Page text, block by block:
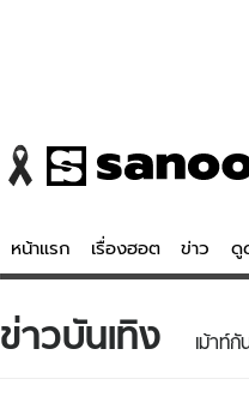
หน้าแรก เรื่องฮอต ข่าว ดู
ข่าว
ข่าวบันเทิง เม้าท์กั